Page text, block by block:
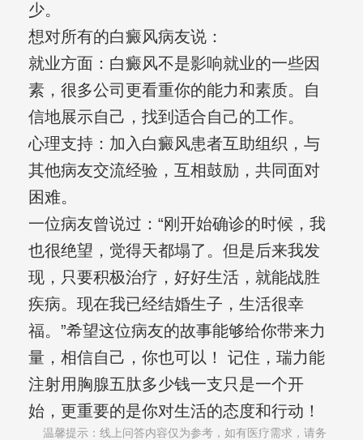
少。
想对所有的白癜风病友说：
就业方面：白癜风不是影响就业的一些因
素，很多公司更看重你的能力和素质。自
信地展示自己，找到适合自己的工作。
心理支持：加入白癜风患者互助组织，与
其他病友交流经验，互相鼓励，共同面对
困难。
一位病友曾说过：“刚开始确诊的时候，我
也很绝望，觉得天都塌了。但是后来我发
现，只要积极治疗，好好生活，就能战胜
疾病。现在我已经结婚生子，生活很幸
福。”希望这位病友的故事能够给你带来力
量，相信自己，你也可以！ 记住，瑞力能
注射用胸腺五肽多少钱一支只是一个开
始，更重要的是你对生活的态度和行动！
温馨提示：线上问答内容仅为参考，如有医疗需求，请务